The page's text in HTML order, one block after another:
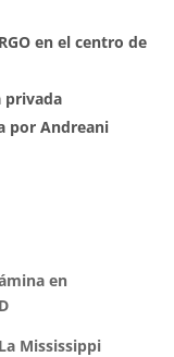
en el centro de
privada
por Andreani
en
Mississippi